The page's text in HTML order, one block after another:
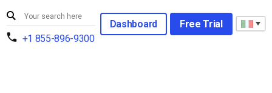
+1 855-896-9300
Dashboard Free Trial